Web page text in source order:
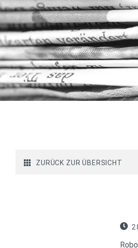
ZURÜCK ZUR ÜBERSICHT